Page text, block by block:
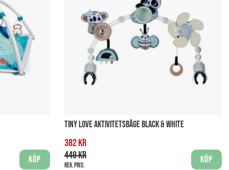
Köp
TINY LOVE AKTIVITETSBÅGE BLACK & WHITE
382 kr
449 kr
Rek. pris:
Köp